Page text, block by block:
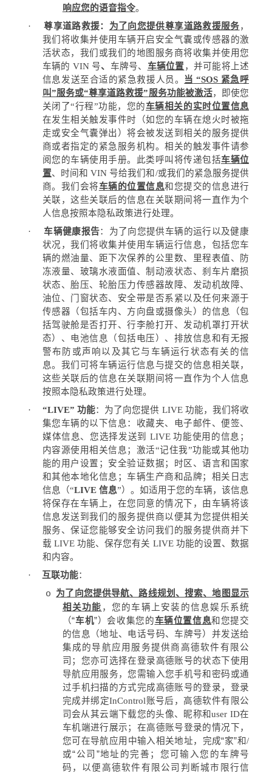
响应您的语音指令。
·
尊享道路救援： 为了向您提供尊享道路救援服务，
我们将收集并使用车辆开启安全气囊或传感器的激
活状态，我们或我们的地图服务商将收集并使用您
车辆的 VIN 号、 车牌号、 车辆位置 ，并可能将上述
信息发送至合适的紧急救援人员。
当 “SOS 紧急呼
叫”服务或“尊享道路救援”服务功能被激活，即使您
关闭了“行程”功能，您的车辆相关的实时位置信息
在发生相关触发事件时（如您的车辆在熄火时被拖
走或安全气囊弹出）将会被发送到相关的服务提供
商或者指定的紧急服务机构。相关的触发事件请参
阅您的车辆使用手册。此类呼叫将传递包括车辆位
置、时间和 VIN 号给我们和 /或我们的紧急服务提供
商。我们会将车辆的位置信息和您提交的信息进行
关联，这些关联后的信息在关联期间将一直作为个
人信息按照本隐私政策进行处理。
·
车辆健康报告：为了向您提供车辆的运行以及健康
状况，我们将收集并使用车辆运行信息，包括您车
辆的燃油量、距下次保养的公里数、里程表值、防
冻液量、玻璃水液面值、制动液状态、刹车片磨损
状态、胎压、轮胎压力传感器故障、发动机故障、
油位、门窗状态、安全带是否系紧以及任何来源于
传感器（包括车内、方向盘或摄像头）的信息（包
括驾驶舱是否打开、行李舱打开、发动机罩打开状
态）、电池信息（包括电压）、排放信息和有无报
警布防或声响以及其它与车辆运行状态有关的信
息。我们可将车辆运行信息与提交的信息相关联，
这些关联后的信息在关联期间将一直作为个人信息
按照本隐私政策进行处理。
·
“LIVE” 功能：为了向您提供 LIVE 功能，我们将收
集您车辆的以下信息：收藏夹、电子邮件、便签、
媒体信息、您选择发送到
LIVE功能使用的信息；
内容源使用相关信息；激活“记住我”功能或其他功
能的用户设置；安全验证数据；时区、语言和国家
和其他本地化信息；车辆生产商和品牌；相关日志
信息（“LIVE 信息”）。如适用于您的车辆，该信息
将保存在车辆上，在您同意的情况下，由车辆将该
信息发送到我们的服务提供商以便其为您提供相关
服务、保证您能够安全访问我们的服务提供商并下
载 LIVE功能、保存您有关 LIVE 功能的设置、数据
和内容。
·
互联功能：
o
为了向您提供导航、路线规划、搜索、地图显示
相关功能 ，您的车辆上安装的信息娱乐系统
（“车机”）会收集您的车辆位置信息和您提交
的信息（地址、电话号码、车牌号）并发送给
集成的导航应用服务提供商高德软件有限公
司； 您亦可选择在登录高德账号的状态下使用
导航应用服务，您需输入您手机号和密码或通
过手机扫描的方式完成高德账号的登录，登录
完成并绑定InControl账号后，高德软件有限公
司会从其云端下载您的头像、昵称和user ID在
车机端进行展示；在高德账号登录的情况下，
您可在导航应用中输入相关地址，完成“家”和/
或“公司”地址的完善；您可输入您的车牌号
码，以便高德软件有限公司判断城市限行信